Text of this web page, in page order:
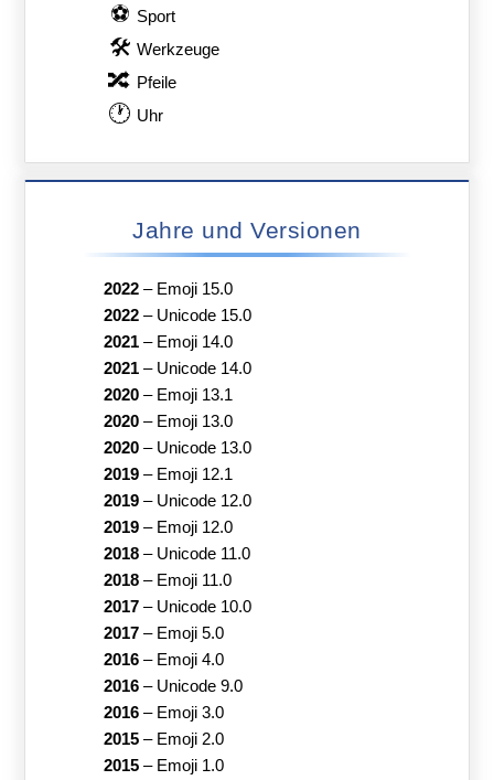
⚽ Sport
🛠 Werkzeuge
🔀 Pfeile
🕐 Uhr
Jahre und Versionen
2022– Emoji 15.0
2022– Unicode 15.0
2021– Emoji 14.0
2021– Unicode 14.0
2020– Emoji 13.1
2020– Emoji 13.0
2020– Unicode 13.0
2019– Emoji 12.1
2019– Unicode 12.0
2019– Emoji 12.0
2018– Unicode 11.0
2018– Emoji 11.0
2017– Unicode 10.0
2017– Emoji 5.0
2016– Emoji 4.0
2016– Unicode 9.0
2016– Emoji 3.0
2015– Emoji 2.0
2015– Emoji 1.0